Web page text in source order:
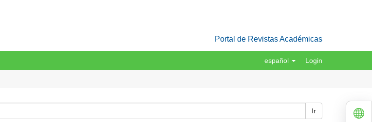
Portal de Revistas Académicas
español Login
Ir